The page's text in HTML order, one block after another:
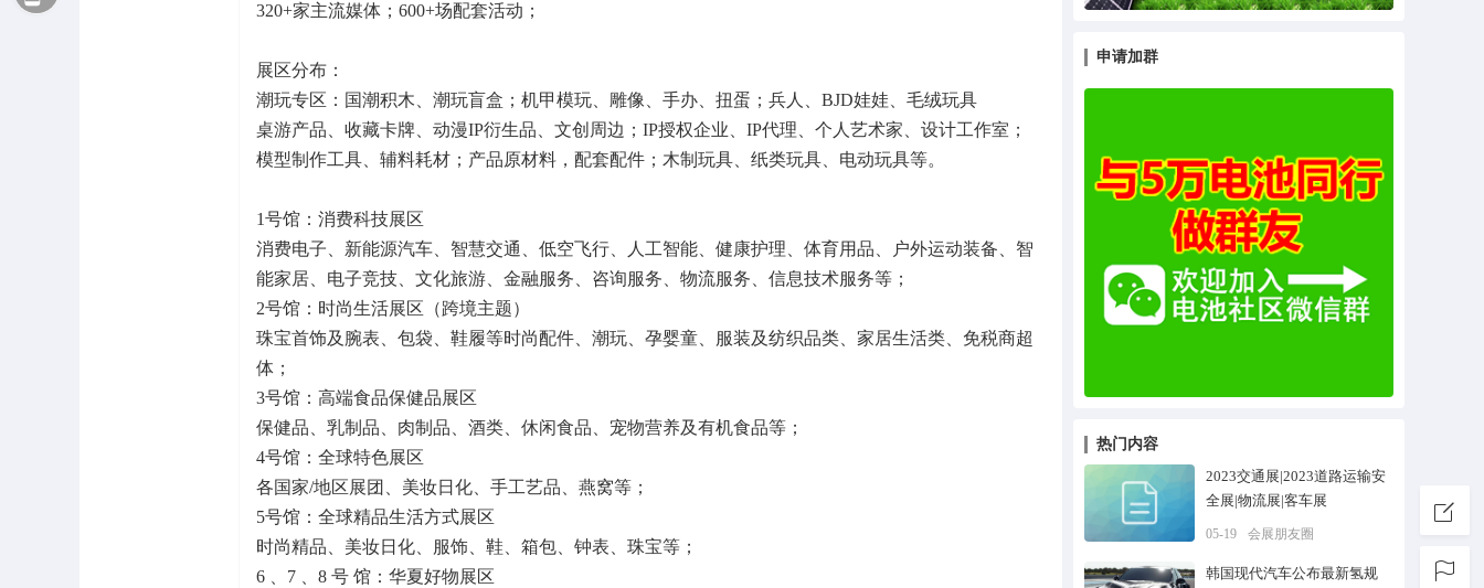
320+家主流媒体；600+场配套活动；
展区分布：
潮玩专区：国潮积木、潮玩盲盒；机甲模玩、雕像、手办、扭蛋；兵人、BJD娃娃、毛绒玩具
桌游产品、收藏卡牌、动漫IP衍生品、文创周边；IP授权企业、IP代理、个人艺术家、设计工作室；
模型制作工具、辅料耗材；产品原材料，配套配件；木制玩具、纸类玩具、电动玩具等。
1号馆：消费科技展区
消费电子、新能源汽车、智慧交通、低空飞行、人工智能、健康护理、体育用品、户外运动装备、智
能家居、电子竞技、文化旅游、金融服务、咨询服务、物流服务、信息技术服务等；
2号馆：时尚生活展区（跨境主题）
珠宝首饰及腕表、包袋、鞋履等时尚配件、潮玩、孕婴童、服装及纺织品类、家居生活类、免税商超
体；
3号馆：高端食品保健品展区
保健品、乳制品、肉制品、酒类、休闲食品、宠物营养及有机食品等；
4号馆：全球特色展区
各国家/地区展团、美妆日化、手工艺品、燕窝等；
5号馆：全球精品生活方式展区
时尚精品、美妆日化、服饰、鞋、箱包、钟表、珠宝等；
6 、7 、8 号 馆：华夏好物展区
申请加群
热门内容
2023交通展|2023道路运输安
全展|物流展|客车展
05-19 会展朋友圈
韩国现代汽车公布最新氢规